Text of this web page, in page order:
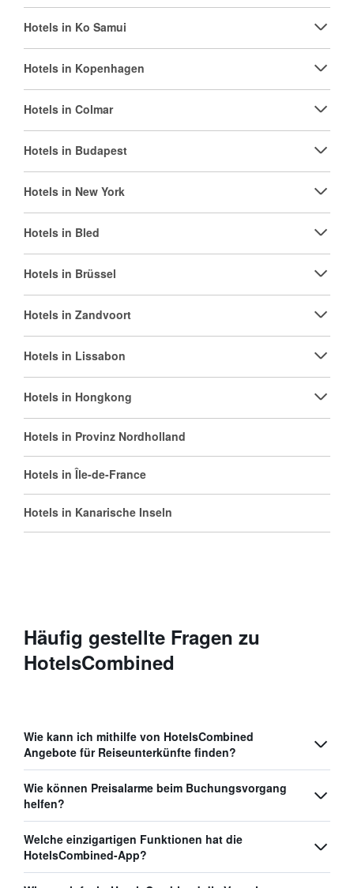
Hotels in Ko Samui
Hotels in Kopenhagen
Hotels in Colmar
Hotels in Budapest
Hotels in New York
Hotels in Bled
Hotels in Brüssel
Hotels in Zandvoort
Hotels in Lissabon
Hotels in Hongkong
Hotels in Provinz Nordholland
Hotels in Île-de-France
Hotels in Kanarische Inseln
Häufig gestellte Fragen zu
HotelsCombined
Wie kann ich mithilfe von HotelsCombined
Angebote für Reiseunterkünfte finden?
Wie können Preisalarme beim Buchungsvorgang
helfen?
Welche einzigartigen Funktionen hat die
HotelsCombined-App?